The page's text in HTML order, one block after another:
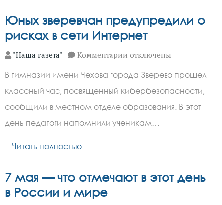
Юных зверевчан предупредили о
рисках в сети Интернет
"Наша газета" Комментарии к
записи
Юных
зверевчан
предупредили
о
рисках
в
сети
отключены
В гимназии имени Чехова города Зверево прошел
классный час, посвященный кибербезопасности,
сообщили в местном отделе образования. В этот
день педагоги напомнили ученикам…
Читать полностью
7 мая — что отмечают в этот день
в России и мире